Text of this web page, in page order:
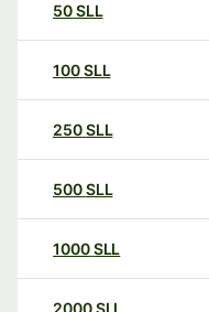
50SLL
100SLL
250SLL
500SLL
1000SLL